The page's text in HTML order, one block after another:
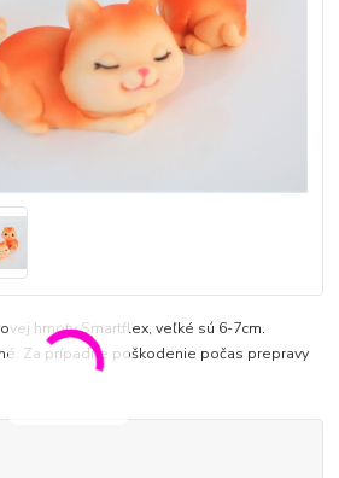
hmoty Smartflex, veľké sú 6-7cm.
Za prípadne poškodenie počas prepravy